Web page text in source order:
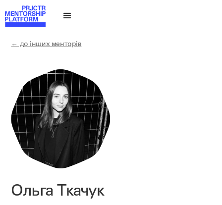
← до інших менторів
Ольга Ткачук